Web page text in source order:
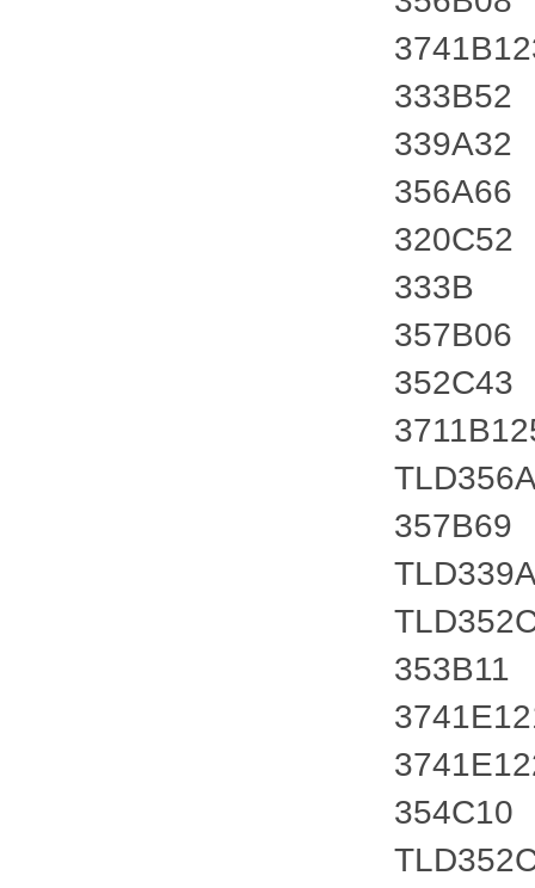
333B52
339A32
356A66
320C52
333B
357B06
352C43
357B69
353B11
354C10